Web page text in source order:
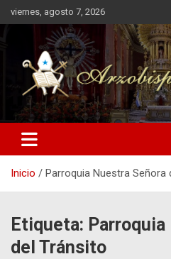
Saltar
al
contenido
viernes, agosto 7, 2026
Arzobispado de
Arzobispado de Salta
Inicio Parroquia Nuestra Señora
Etiqueta:
del Tránsito